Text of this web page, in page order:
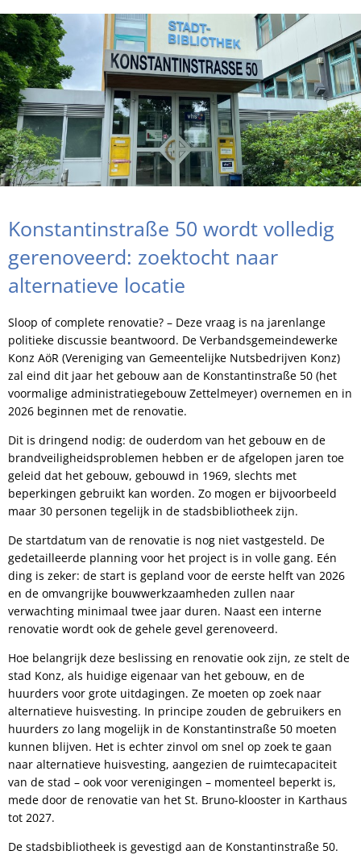
Konstantinstraße 50 wordt volledig
gerenoveerd: zoektocht naar
alternatieve locatie
Sloop of complete renovatie? – Deze vraag is na jarenlange
politieke discussie beantwoord. De Verbandsgemeindewerke
Konz AöR (Vereniging van Gemeentelijke Nutsbedrijven Konz)
zal eind dit jaar het gebouw aan de Konstantinstraße 50 (het
voormalige administratiegebouw Zettelmeyer) overnemen en in
2026 beginnen met de renovatie.
Dit is dringend nodig: de ouderdom van het gebouw en de
brandveiligheidsproblemen hebben er de afgelopen jaren toe
geleid dat het gebouw, gebouwd in 1969, slechts met
beperkingen gebruikt kan worden. Zo mogen er bijvoorbeeld
maar 30 personen tegelijk in de stadsbibliotheek zijn.
De startdatum van de renovatie is nog niet vastgesteld. De
gedetailleerde planning voor het project is in volle gang. Eén
ding is zeker: de start is gepland voor de eerste helft van 2026
en de omvangrijke bouwwerkzaamheden zullen naar
verwachting minimaal twee jaar duren. Naast een interne
renovatie wordt ook de gehele gevel gerenoveerd.
Hoe belangrijk deze beslissing en renovatie ook zijn, ze stelt de
stad Konz, als huidige eigenaar van het gebouw, en de
huurders voor grote uitdagingen. Ze moeten op zoek naar
alternatieve huisvesting. In principe zouden de gebruikers en
huurders zo lang mogelijk in de Konstantinstraße 50 moeten
kunnen blijven. Het is echter zinvol om snel op zoek te gaan
naar alternatieve huisvesting, aangezien de ruimtecapaciteit
van de stad – ook voor verenigingen – momenteel beperkt is,
mede door de renovatie van het St. Bruno-klooster in Karthaus
tot 2027.
De stadsbibliotheek is gevestigd aan de Konstantinstraße 50.